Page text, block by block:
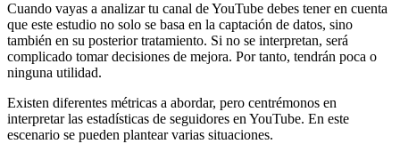
Cuando vayas a analizar tu canal de YouTube debes tener en cuenta
que este estudio no solo se basa en la captación de datos, sino
también en su posterior tratamiento. Si no se interpretan, será
complicado tomar decisiones de mejora. Por tanto, tendrán poca o
ninguna utilidad.
Existen diferentes métricas a abordar, pero centrémonos en
interpretar las estadísticas de seguidores en YouTube. En este
escenario se pueden plantear varias situaciones.